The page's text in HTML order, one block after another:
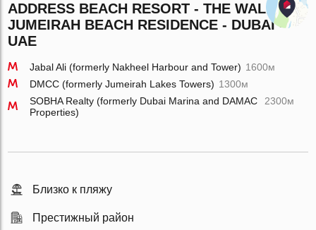
ADDRESS BEACH RESORT - THE WALK -
JUMEIRAH BEACH RESIDENCE - DUBAI -
UAE
Jabal Ali (formerly Nakheel Harbour and Tower) 1600м
DMCC (formerly Jumeirah Lakes Towers) 1300м
SOBHA Realty (formerly Dubai Marina and DAMAC
Properties)
2300м
Близко к пляжу
Престижный район